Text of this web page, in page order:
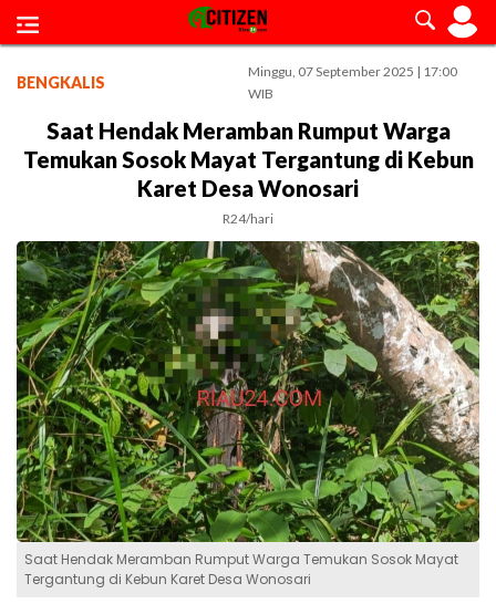
BENGKALIS
Minggu, 07 September 2025 | 17:00
WIB
Saat Hendak Meramban Rumput Warga
Temukan Sosok Mayat Tergantung di Kebun
Karet Desa Wonosari
R24/hari
Saat Hendak Meramban Rumput Warga Temukan Sosok Mayat
Tergantung di Kebun Karet Desa Wonosari